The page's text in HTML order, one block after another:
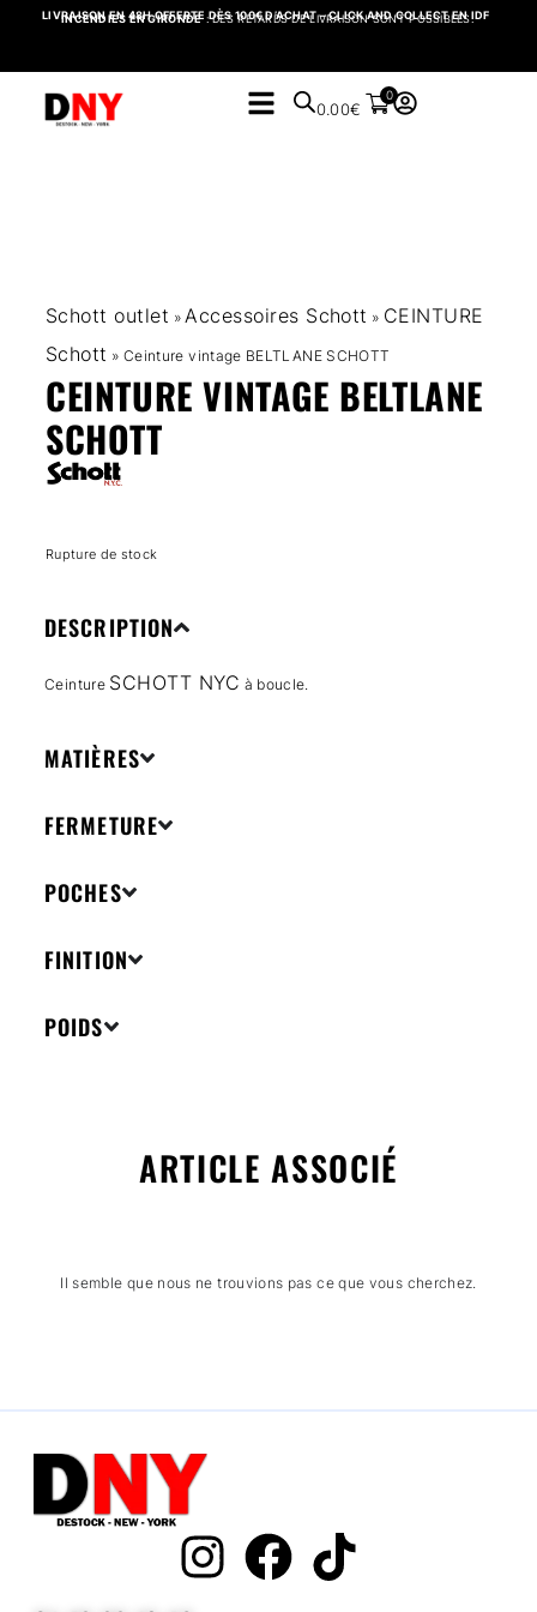
LIVRAISON EN 48H OFFERTE DÈS 100€ D’ACHAT – CLICK AND COLLECT EN IDF
INCENDIES EN GIRONDE: DES RETARDS DE LIVRAISON SONT POSSIBLES.
0.00€
0
Schott outlet » Accessoires Schott » CEINTURE
Schott » Ceinture vintage BELTLANE SCHOTT
CEINTURE VINTAGE BELTLANE
SCHOTT
Rupture de stock
DESCRIPTION
Ceinture SCHOTT NYC à boucle.
MATIÈRES
FERMETURE
POCHES
FINITION
POIDS
ARTICLE ASSOCIÉ
Il semble que nous ne trouvions pas ce que vous cherchez.